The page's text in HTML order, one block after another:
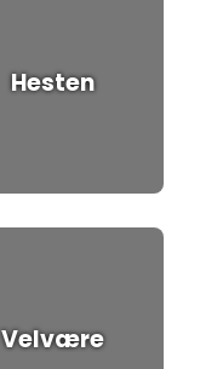
Hesten
Velvære